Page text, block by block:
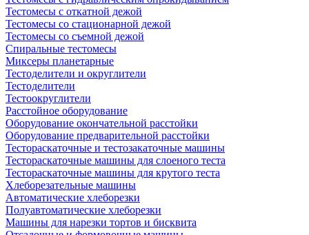
Тестомесы с откатной дежой
Тестомесы со стационарной дежой
Тестомесы со съемной дежой
Спиральные тестомесы
Миксеры планетарные
Тестоделители и округлители
Тестоделители
Тестоокруглители
Расстойное оборудование
Оборудование окончательной расстойки
Оборудование предварительной расстойки
Тестораскаточные и тестозакаточные машины
Тестораскаточные машины для слоеного теста
Тестораскаточные машины для крутого теста
Хлеборезательные машины
Автоматические хлеборезки
Полуавтоматические хлеборезки
Машины для нарезки тортов и бисквита